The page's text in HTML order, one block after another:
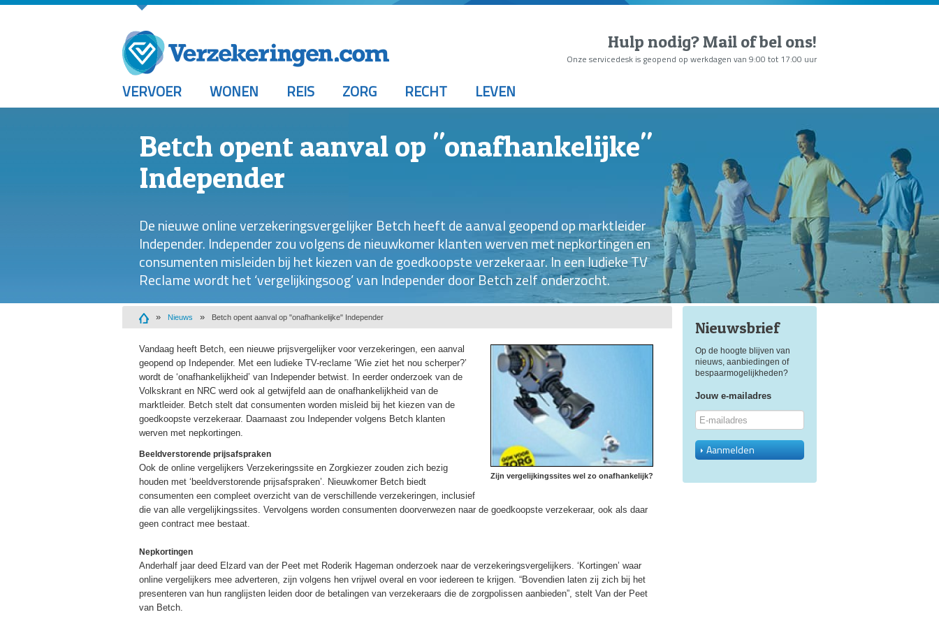
Hulp nodig?Mail of bel ons!
Onze servicedesk is geopend op werkdagen van 9:00 tot 17:00 uur
VERVOER WONEN REIS ZORG RECHT LEVEN
Betch opent aanval op "onafhankelijke"
Independer
De nieuwe online verzekeringsvergelijker Betch heeft de aanval geopend op marktleider
Independer. Independer zou volgens de nieuwkomer klanten werven met nepkortingen en
consumenten misleiden bij het kiezen van de goedkoopste verzekeraar. In een ludieke TV
Reclame wordt het ‘vergelijkingsoog’ van Independer door Betch zelf onderzocht.
Nieuws Betch opent aanval op "onafhankelijke" Independer
Zijn vergelijkingssites wel zo onafhankelijk?
Vandaag heeft Betch, een nieuwe prijsvergelijker voor verzekeringen, een aanval
geopend op Independer. Met een ludieke TV-reclame ‘Wie ziet het nou scherper?’
wordt de ‘onafhankelijkheid’ van Independer betwist. In eerder onderzoek van de
Volkskrant en NRC werd ook al getwijfeld aan de onafhankelijkheid van de
marktleider. Betch stelt dat consumenten worden misleid bij het kiezen van de
goedkoopste verzekeraar. Daarnaast zou Independer volgens Betch klanten
werven met nepkortingen.
Beeldverstorende prijsafspraken
Ook de online vergelijkers Verzekeringssite en Zorgkiezer zouden zich bezig
houden met ‘beeldverstorende prijsafspraken’. Nieuwkomer Betch biedt
consumenten een compleet overzicht van de verschillende verzekeringen, inclusief
die van alle vergelijkingssites. Vervolgens worden consumenten doorverwezen naar de goedkoopste verzekeraar, ook als daar
geen contract mee bestaat.
Nepkortingen
Anderhalf jaar deed Elzard van der Peet met Roderik Hageman onderzoek naar de verzekeringsvergelijkers. ‘Kortingen’ waar
online vergelijkers mee adverteren, zijn volgens hen vrijwel overal en voor iedereen te krijgen. “Bovendien laten zij zich bij het
presenteren van hun ranglijsten leiden door de betalingen van verzekeraars die de zorgpolissen aanbieden”, stelt Van der Peet
van Betch.
Nieuwsbrief
Op de hoogte blijven van
nieuws, aanbiedingen of
bespaarmogelijkheden?
Jouw e-mailadres
Aanmelden